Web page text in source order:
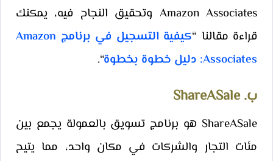
Amazon Associates وتحقيق النجاح فيه، يمكنك
قراءة مقالنا “
كيفية التسجيل في برنامج Amazon
Associates: دليل خطوة بخطوة
“.
ب. ShareASale
ShareASale هو برنامج تسويق بالعمولة يجمع بين
مئات التجار والشركات في مكان واحد، مما يتيح